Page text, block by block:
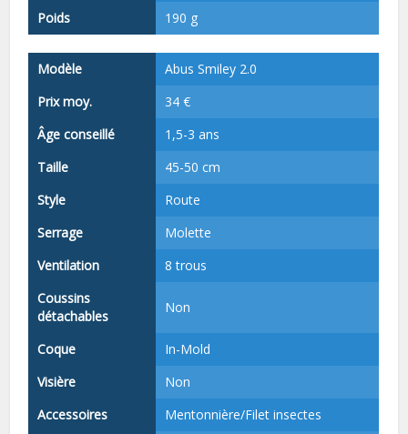
Poids
190 g
Modèle
Abus Smiley 2.0
Prix moy.
34 €
Âge conseillé
1,5-3 ans
Taille
45-50 cm
Style
Route
Serrage
Molette
Ventilation
8 trous
Coussins
détachables
Non
Coque
In-Mold
Visière
Non
Accessoires
Mentonnière/Filet insectes